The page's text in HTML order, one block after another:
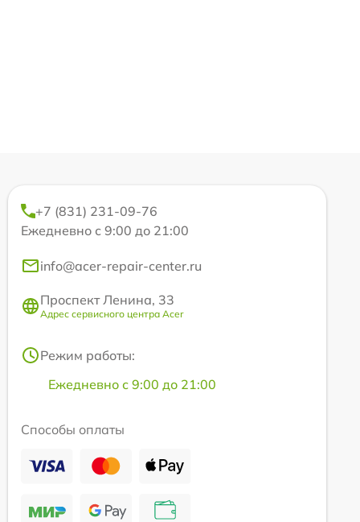
+7 (831) 231-09-76
Ежедневно с 9:00 до 21:00
info@acer-repair-center.ru
Проспект Ленина, 33
Адрес сервисного центра Acer
Режим работы:
Ежедневно с 9:00 до 21:00
Способы оплаты